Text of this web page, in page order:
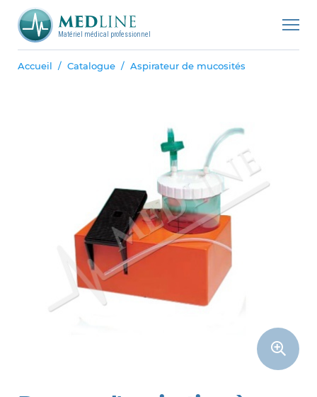
Matériel médical professionnel
Accueil Catalogue Aspirateur de mucosités